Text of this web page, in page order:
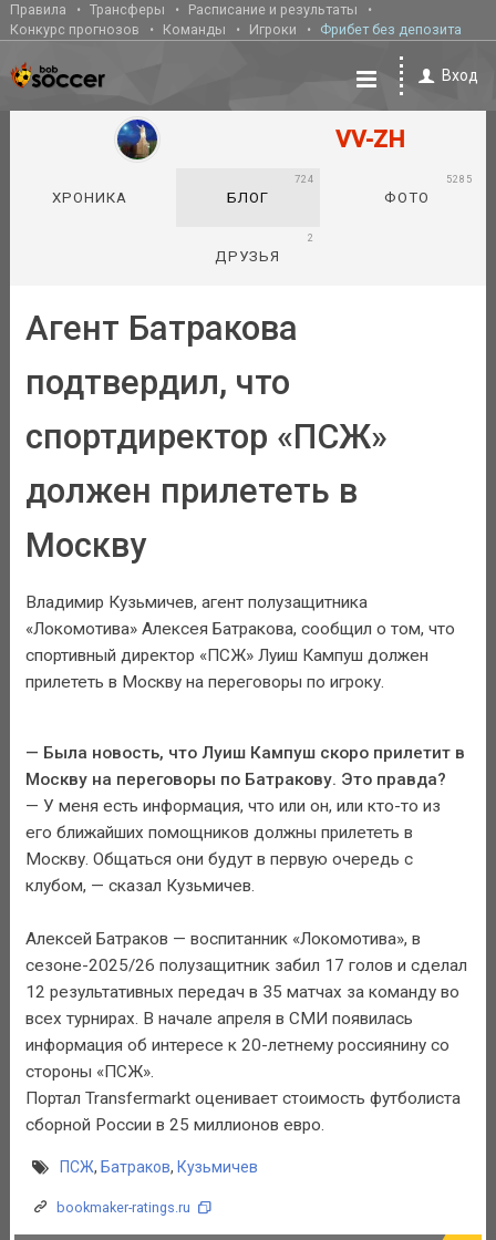
Правила Трансферы
Расписание и результаты
Конкурс прогнозов
Команды Игроки Фрибет без депозита
Вход
VV-ZH
ХРОНИКА БЛОГ
724
ФОТО
5285
ДРУЗЬЯ
2
Агент Батракова
подтвердил, что
спортдиректор «ПСЖ»
должен прилететь в
Москву
Владимир Кузьмичев, агент полузащитника
«Локомотива» Алексея Батракова, сообщил о том, что
спортивный директор «ПСЖ» Луиш Кампуш должен
прилететь в Москву на переговоры по игроку.
— Была новость, что Луиш Кампуш скоро прилетит в
Москву на переговоры по Батракову. Это правда?
— У меня есть информация, что или он, или кто-то из
его ближайших помощников должны прилететь в
Москву. Общаться они будут в первую очередь с
клубом, — сказал Кузьмичев.
Алексей Батраков — воспитанник «Локомотива», в
сезоне-2025/26 полузащитник забил 17 голов и сделал
12 результативных передач в 35 матчах за команду во
всех турнирах. В начале апреля в СМИ появилась
информация об интересе к 20-летнему россиянину со
стороны «ПСЖ».
Портал Transfermarkt оценивает стоимость футболиста
сборной России в 25 миллионов евро.
ПСЖ, Батраков, Кузьмичев
bookmaker-ratings.ru